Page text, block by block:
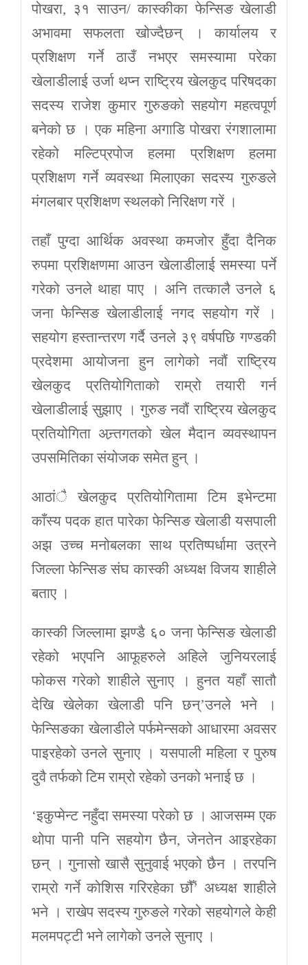
पोखरा, ३१ साउन/ कास्कीका फेन्सिङ खेलाडी
अभावमा सफलता खोज्दैछन् । कार्यालय र
प्रशिक्षण गर्ने ठाउँ नभएर समस्यामा परेका
खेलाडीलाई उर्जा थप्न राष्ट्रिय खेलकुद परिषदका
सदस्य राजेश कुमार गुरुङको सहयोग महत्वपूर्ण
बनेको छ । एक महिना अगाडि पोखरा रंगशालामा
रहेको मल्टिप्रपोज हलमा प्रशिक्षण हलमा
प्रशिक्षण गर्ने व्यवस्था मिलाएका सदस्य गुरुङले
मंगलबार प्रशिक्षण स्थलको निरिक्षण गरें ।
तहाँ पुग्दा आर्थिक अवस्था कमजोर हुँदा दैनिक
रुपमा प्रशिक्षणमा आउन खेलाडीलाई समस्या पर्ने
गरेको उनले थाहा पाए । अनि तत्कालै उनले ६
जना फेन्सिङ खेलाडीलाई नगद सहयोग गरें ।
सहयोग हस्तान्तरण गर्दै उनले ३९ वर्षपछि गण्डकी
प्रदेशमा आयोजना हुन लागेको नवौं राष्ट्रिय
खेलकुद प्रतियोगिताको राम्रो तयारी गर्न
खेलाडीलाई सुझाए । गुरुङ नवौं राष्ट्रिय खेलकुद
प्रतियोगिता अन्र्तगतको खेल मैदान व्यवस्थापन
उपसमितिका संयोजक समेत हुन् ।
आठांै खेलकुद प्रतियोगितामा टिम इभेन्टमा
काँस्य पदक हात पारेका फेन्सिङ खेलाडी यसपाली
अझ उच्च मनोबलका साथ प्रतिष्पर्धामा उत्रने
जिल्ला फेन्सिङ संघ कास्की अध्यक्ष विजय शाहीले
बताए ।
कास्की जिल्लामा झण्डै ६० जना फेन्सिङ खेलाडी
रहेको भएपनि आफूहरुले अहिले जुनियरलाई
फोकस गरेको शाहीले सुनाए । हुनत यहाँ सातौ
देखि खेलेका खेलाडी पनि छन्’उनले भने ।
फेन्सिङका खेलाडीले पर्फमेन्सको आधारमा अवसर
पाइरहेको उनले सुनाए । यसपाली महिला र पुरुष
दुवै तर्फको टिम राम्रो रहेको उनको भनाई छ ।
‘इकुप्मेन्ट नहुँदा समस्या परेको छ । आजसम्म एक
थोपा पानी पनि सहयोग छैन, जेनतेन आइरहेका
छन् । गुनासो खासै सुनुवाई भएको छैन । तरपनि
राम्रो गर्ने कोशिस गरिरहेका छौँ’ अध्यक्ष शाहीले
भने । राखेप सदस्य गुरुङले गरेको सहयोगले केही
मलमपट्टी भने लागेको उनले सुनाए ।